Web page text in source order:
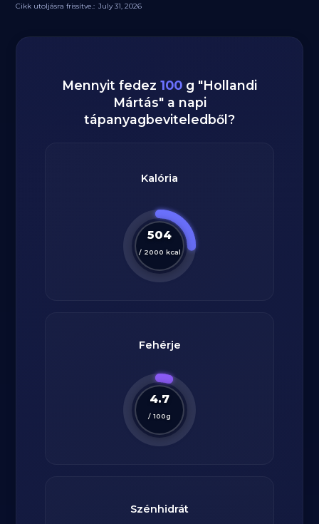
Cikk utoljásra frissítve.: July 31, 2026
Mennyit fedez 100 g "Hollandi
Mártás" a napi
tápanyagbeviteledből?
Kalória
504
/ 2000 kcal
Fehérje
4.7
/ 100g
Szénhidrát